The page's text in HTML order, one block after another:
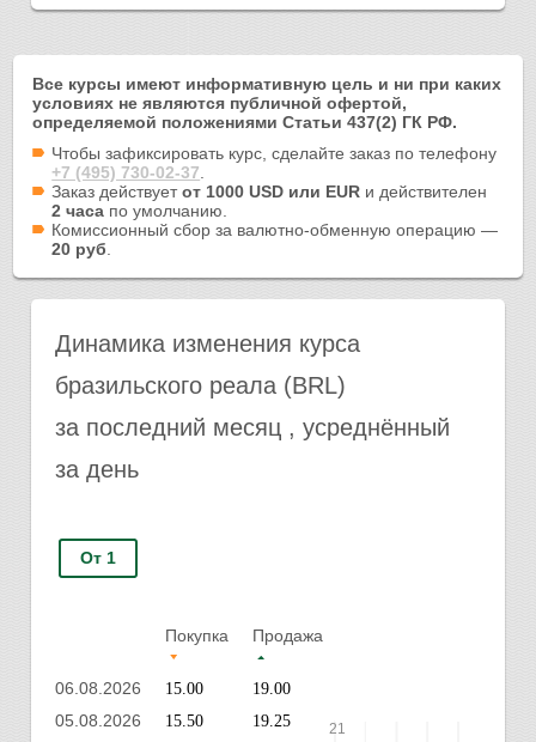
Все курсы имеют информативную цель и ни при каких
условиях не являются публичной офертой,
определяемой положениями Статьи 437(2) ГК РФ.
Чтобы зафиксировать курс, сделайте заказ по телефону
+7 (495) 730-02-37
Заказ действуетот 1000 USD или EUR и действителен
2 часа по умолчанию.
Комиссионный сбор за валютно-обменную операцию —
20 руб
Динамика изменения курса
бразильского реала (BRL)
за последний месяц , усреднённый
за день
От 1
Покупка Продажа
06.08.2026 15.00 19.00
05.08.2026 15.50 19.25 21